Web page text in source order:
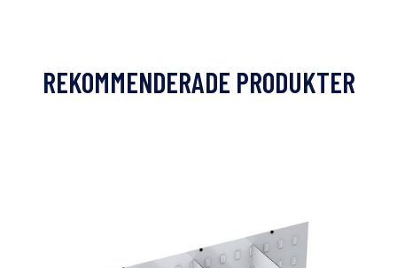
REKOMMENDERADE PRODUKTER